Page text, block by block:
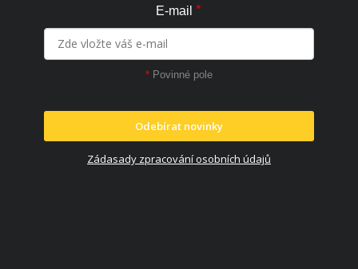
E-mail *
* Povinné pole
Odebírat novinky
Zádasady zpracování osobních údajů